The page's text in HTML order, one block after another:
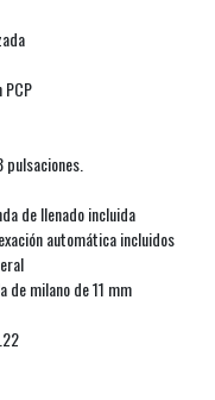
pulsaciones.
de llenado incluida
automática incluidos
de milano de 11 mm